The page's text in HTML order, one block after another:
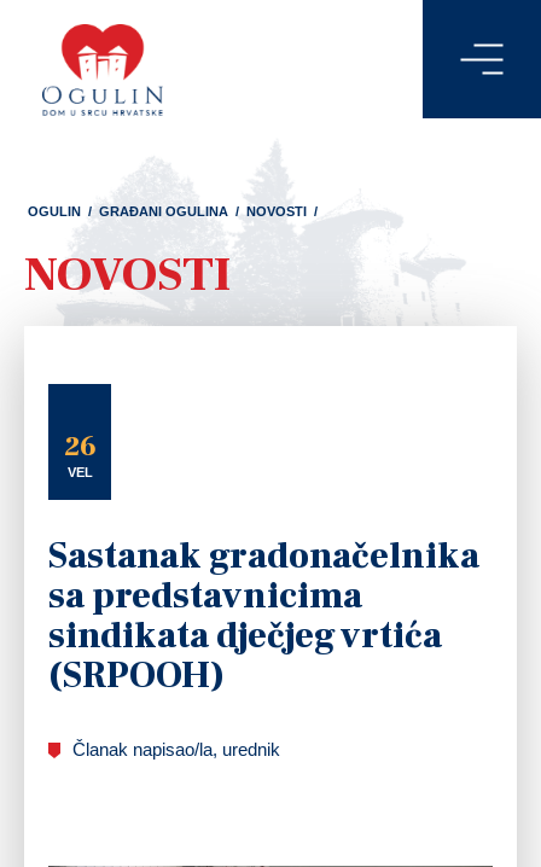
OGULIN / GRAĐANI OGULINA / NOVOSTI /
NOVOSTI
26
VEL
Sastanak gradonačelnika
sa predstavnicima
sindikata dječjeg vrtića
(SRPOOH)
Članak napisao/la, urednik